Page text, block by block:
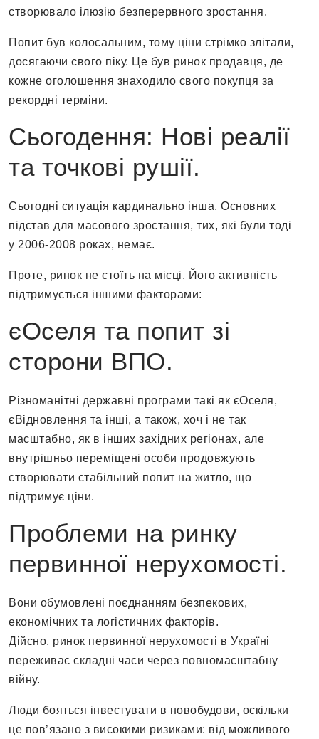
створювало ілюзію безперервного зростання.
Попит був колосальним, тому ціни стрімко злітали,
досягаючи свого піку. Це був ринок продавця, де
кожне оголошення знаходило свого покупця за
рекордні терміни.
Сьогодення: Нові реалії
та точкові рушії.
Сьогодні ситуація кардинально інша. Основних
підстав для масового зростання, тих, які були тоді
у 2006-2008 роках, немає.
Проте, ринок не стоїть на місці. Його активність
підтримується іншими факторами:
єОселя та попит зі
сторони ВПО.
Різноманітні державні програми такі як єОселя,
єВідновлення та інші, а також, хоч і не так
масштабно, як в інших західних регіонах, але
внутрішньо переміщені особи продовжують
створювати стабільний попит на житло, що
підтримує ціни.
Проблеми на ринку
первинної нерухомості.
Вони обумовлені поєднанням безпекових,
економічних та логістичних факторів.
Дійсно, ринок первинної нерухомості в Україні
переживає складні часи через повномасштабну
війну.
Люди бояться інвестувати в новобудови, оскільки
це пов’язано з високими ризиками: від можливого